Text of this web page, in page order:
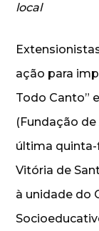
local
ação para
Todo Canto”
(Fundação
última quinta-
Vitória de
à unidade do